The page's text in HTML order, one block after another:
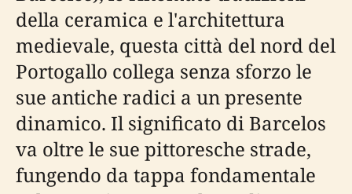
della ceramica e l'architettura
medievale, questa città del nord del
Portogallo collega senza sforzo le
sue antiche radici a un presente
dinamico. Il significato di Barcelos
va oltre le sue pittoresche strade,
fungendo da tappa fondamentale